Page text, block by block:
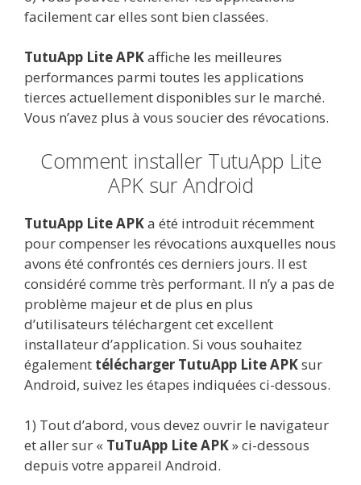
facilement car elles sont bien classées.
TutuApp Lite APKaffiche les meilleures
performances parmi toutes les applications
tierces actuellement disponibles sur le marché.
Vous n’avez plus à vous soucier des révocations.
Comment installer TutuApp Lite
APK sur Android
TutuApp Lite APKa été introduit récemment
pour compenser les révocations auxquelles nous
avons été confrontés ces derniers jours. Il est
considéré comme très performant. Il n’y a pas de
problème majeur et de plus en plus
d’utilisateurs téléchargent cet excellent
installateur d’application. Si vous souhaitez
également télécharger TutuApp Lite APKsur
Android, suivez les étapes indiquées ci-dessous.
1) Tout d’abord, vous devez ouvrir le navigateur
et aller sur « TuTuApp Lite APK» ci-dessous
depuis votre appareil Android.